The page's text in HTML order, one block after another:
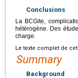
Conclusions
La BCGite,
hétérogène. Des
charge.
Le texte complet de
Summary
Background